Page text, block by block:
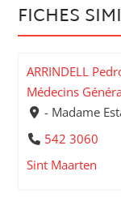
FICHES
ARRINDELL
Médecins
- Madame
542 3060
Sint Maarten